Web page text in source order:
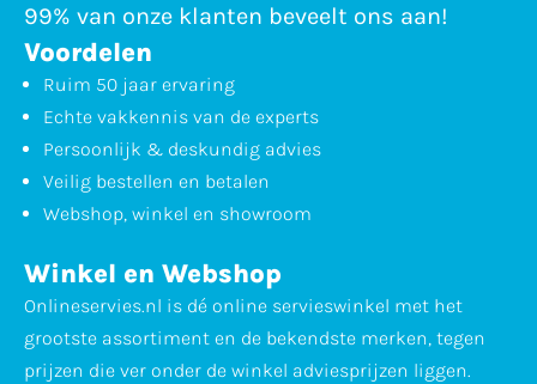
99% van onze klanten beveelt ons aan!
Voordelen
Ruim 50 jaar ervaring
Echte vakkennis van de experts
Persoonlijk & deskundig advies
Veilig bestellen en betalen
Webshop, winkel en showroom
Winkel en Webshop
Onlineservies.nl is dé online servieswinkel met het
grootste assortiment en de bekendste merken, tegen
prijzen die ver onder de winkel adviesprijzen liggen.